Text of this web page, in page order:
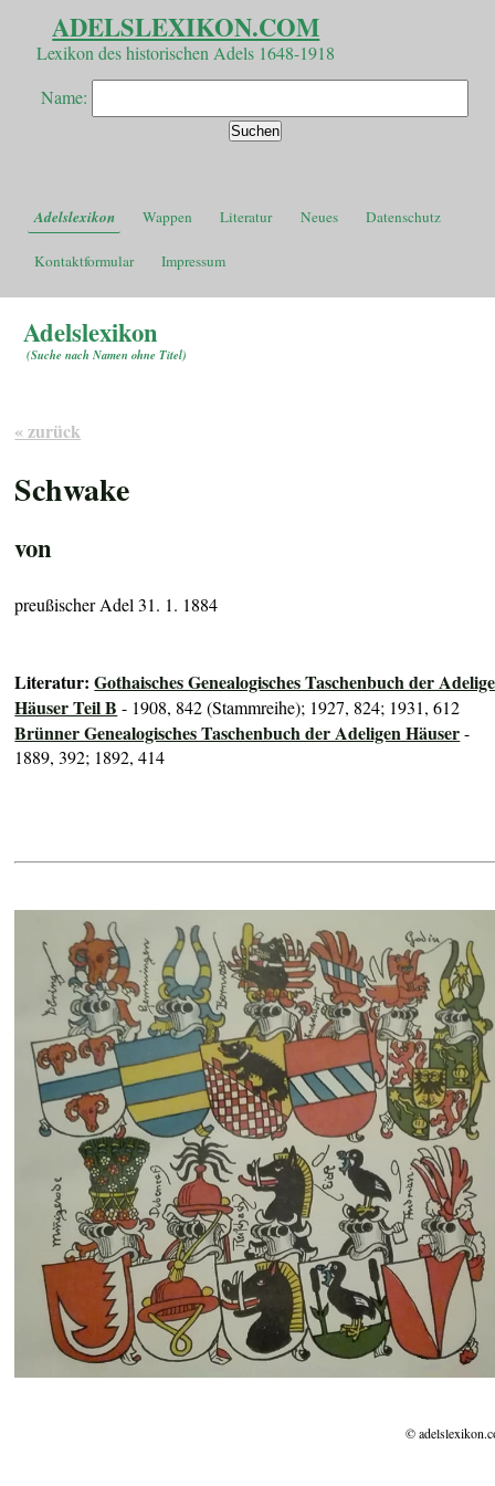
ADELSLEXIKON.COM
Lexikon des historischen Adels 1648-1918
Name:
Adelslexikon Wappen Literatur Neues Datenschutz
Kontaktformular Impressum
Adelslexikon
(Suche nach Namen ohne Titel)
« zurück
Schwake
von
preußischer Adel 31. 1. 1884
Literatur:Gothaisches Genealogisches Taschenbuch der
Häuser Teil B - 1908, 842 (Stammreihe); 1927, 824; 1931, 612
Brünner Genealogisches Taschenbuch der Adeligen Häuser-
1889, 392; 1892, 414
©